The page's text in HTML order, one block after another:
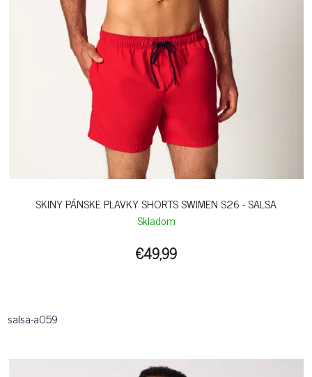
SKINY PÁNSKE PLAVKY SHORTS SWIMEN S26 - SALSA
Skladom
€49,99
salsa-a059